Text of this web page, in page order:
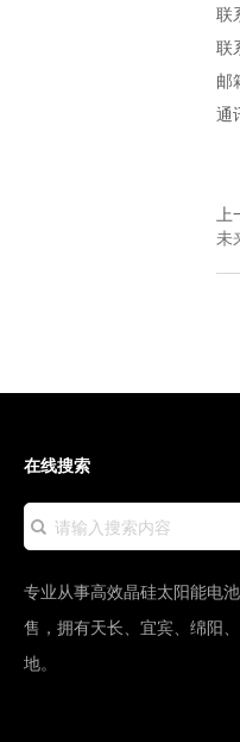
联
联
邮
通
上
未
在线搜索
专业从事高效晶硅太阳能电
售，拥有天长、宜宾、绵阳
地。